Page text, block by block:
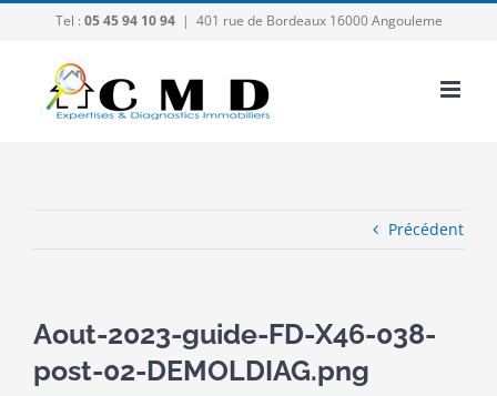
contenu
Tel : 05 45 94 10 94 | 401 rue de Bordeaux 16000 Angouleme
Précédent
Aout-2023-guide-FD-X46-038-
post-02-DEMOLDIAG.png